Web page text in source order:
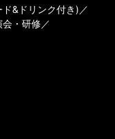
&ドリンク付き)
会・研修